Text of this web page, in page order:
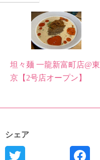
坦々麺 一龍新富町店@東
京【2号店オープン】
シェア